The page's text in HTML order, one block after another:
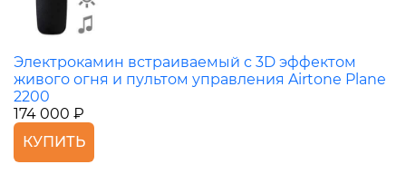
Электрокамин встраиваемый с 3D эффектом
живого огня и пультом управления Airtone Plane
2200
174 000 ₽
КУПИТЬ